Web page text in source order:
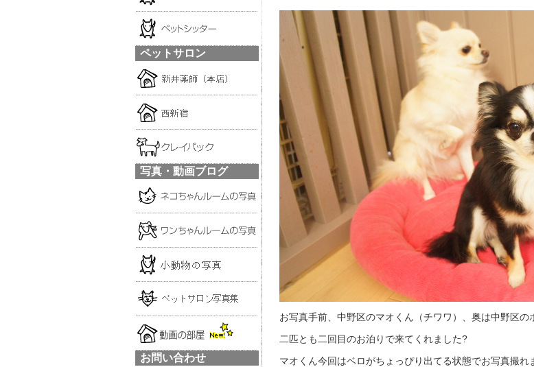
ペットサロン
写真・動画ブログ
お問い合わせ
お写真手前、中野区のマオくん（チワワ）、奥は中野区
二匹とも二回目のお泊りで来てくれました?
マオくん今回はベロがちょっぴり出てる状態でお写真撮れ